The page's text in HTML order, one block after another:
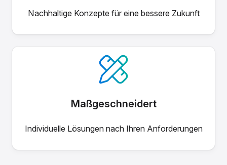
Nachhaltige Konzepte für eine bessere Zukunft
Maßgeschneidert
Individuelle Lösungen nach Ihren Anforderungen